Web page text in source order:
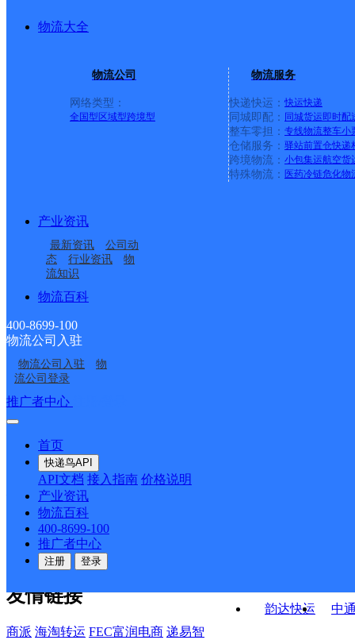
物流大全
物流公司
网络类型：
全国型 区域型跨境型
物流服务
快递快运： 快运快递
同城即配： 同城货运即时配
整车零担： 专线物流整车小
仓储服务： 驿站前置仓快递
跨境物流： 小包集运航空货
特殊物流： 医药冷链危化物
产业资讯
最新资讯
公司动
态
行业资讯
物
流知识
物流百科
400-8699-100
物流公司入驻
物流公司入驻
物
流公司登录
推广者中心
首页
快递鸟API
API文档 接入指南 价格说明
产业资讯
物流百科
400-8699-100
推广者中心
注册 登录
乐至县中天镇合作点
ID10236
乐至县全胜乡合作点
ID11135
乐至县双河场乡合作点
ID9990
乐至县通旅镇合作点
ID15383
乐至县金顺镇合作点
ID10112
乐至县良安人民街邮政
韵达快运
中
接口API
API接口 DEMO下载
关于我们
公司介绍 企业动态
合作伙伴 快递鸟接口服务协议
户隐私政策
友情链接
商派 海淘转运 FEC富润电商 递易智